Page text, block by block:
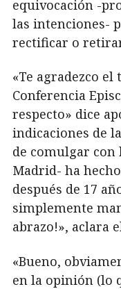
equivocación -
las intenciones-
rectificar o
«Te agradezco
Conferencia
respecto» dice
indicaciones de
de comulgar con
Madrid- ha
después de 17
simplemente
abrazo!», aclara
«Bueno,
en la opinión (lo